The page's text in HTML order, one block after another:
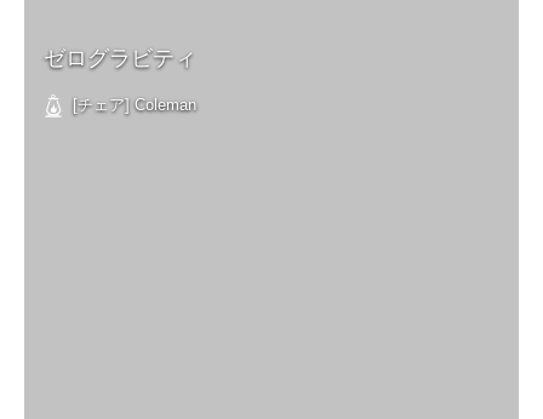
ゼログラビティ
[チェア] Coleman